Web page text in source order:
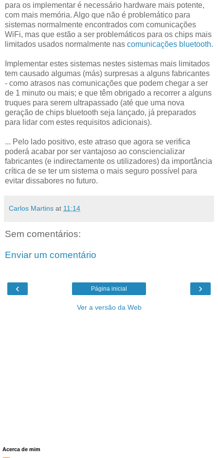
para os implementar é necessário hardware mais potente,
com mais memória. Algo que não é problemático para
sistemas normalmente encontrados com comunicações
WiFi, mas que estão a ser problemáticos para os chips mais
limitados usados normalmente nas comunicações bluetooth.
Implementar estes sistemas nestes sistemas mais limitados
tem causado algumas (más) surpresas a alguns fabricantes
- como atrasos nas comunicações que podem chegar a ser
de 1 minuto ou mais; e que têm obrigado a recorrer a alguns
truques para serem ultrapassado (até que uma nova
geração de chips bluetooth seja lançado, já preparados
para lidar com estes requisitos adicionais).
... Pelo lado positivo, este atraso que agora se verifica
poderá acabar por ser vantajoso ao consciencializar
fabricantes (e indirectamente os utilizadores) da importância
crítica de se ter um sistema o mais seguro possível para
evitar dissabores no futuro.
Carlos Martins at 11:14
Sem comentários:
Enviar um comentário
‹ ›
Página inicial
Ver a versão da Web
Acerca de mim